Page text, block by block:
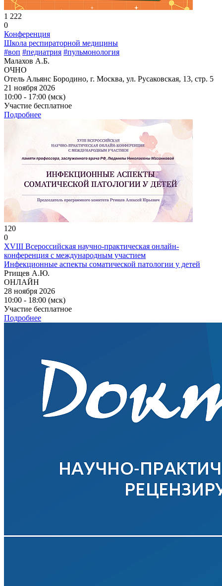
1 222
0
Конференция
Школа респираторной медицины
#воп #педиатрия #пульмонология
Малахов А.Б.
ОЧНО
Отель Альянс Бородино, г. Москва, ул. Русаковская, 13, стр. 5
21 ноября 2026
10:00 - 17:00 (мск)
Участие бесплатное
Подробнее
120
0
XVIII Всероссийская научно-практическая онлайн-
конференция с международным участием
Инфекционные аспекты соматической патологии у детей
Ртищев А.Ю.
ОНЛАЙН
28 ноября 2026
10:00 - 18:00 (мск)
Участие бесплатное
Подробнее